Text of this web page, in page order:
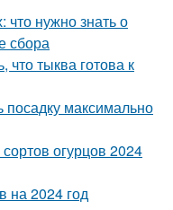
нужно знать о
сбора
что тыква готова к
посадку максимально
огурцов 2024
на 2024 год